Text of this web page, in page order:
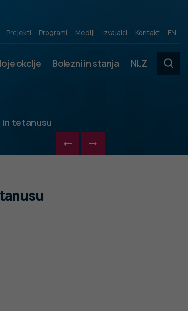
Projekti Programi Mediji Izvajalci Kontakt EN
okolje Bolezni in stanja NIJZ
in tetanusu